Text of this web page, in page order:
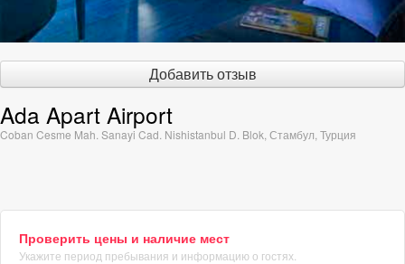
Добавить отзыв
Ada Apart Airport
Coban Cesme Mah. Sanayi Cad. Nishistanbul D. Blok Стамбул Турция
Проверить цены и наличие мест
Укажите период пребывания и информацию о гостях.